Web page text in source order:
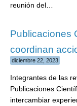
reunión del…
Publicaciones
coordinan
diciembre 22, 2023
Integrantes de las
Publicaciones
intercambiar